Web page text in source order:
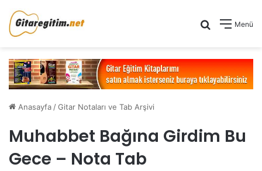
Menü
Arama yap
Anasayfa /Gitar Notaları ve Tab Arşivi
Muhabbet Bağına Girdim Bu
Gece – Nota Tab